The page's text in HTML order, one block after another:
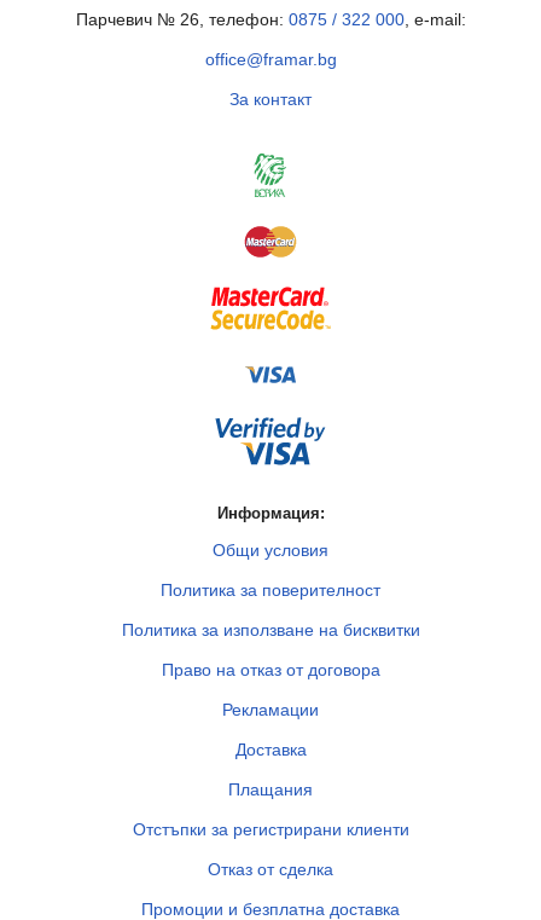
Парчевич № 26, телефон: 0875 / 322 000, e-mail:
office@framar.bg
За контакт
Информация:
Общи условия
Политика за поверителност
Политика за използване на бисквитки
Право на отказ от договора
Рекламации
Доставка
Плащания
Отстъпки за регистрирани клиенти
Отказ от сделка
Промоции и безплатна доставка